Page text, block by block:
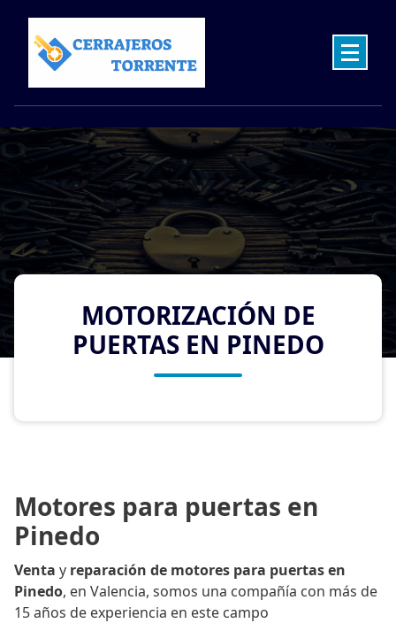
content
MOTORIZACIÓN DE
PUERTAS EN PINEDO
Motores para puertas en
Pinedo
Venta y reparación de motores para puertas en
Pinedo, en Valencia, somos una compañía con más de
15 años de experiencia en este campo